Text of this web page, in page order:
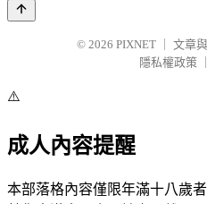
© 2026 PIXNET
文章
隱私權政策
⚠️
成人內容提醒
本部落格內容僅限年滿十八歲者